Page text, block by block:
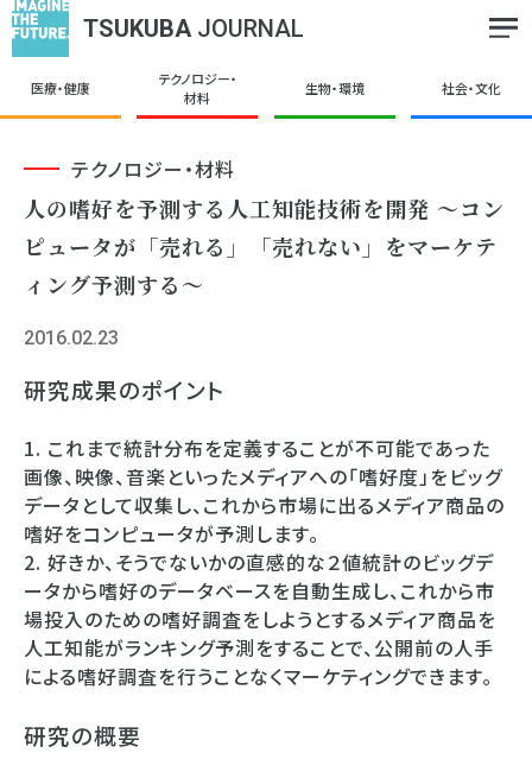
TSUKUBA JOURNAL
医療・健康
テクノロジー・
材料
生物・環境 社会・文化
テクノロジー・材料
人の嗜好を予測する人工知能技術を開発 ～コン
ピュータが「売れる」「売れない」をマーケテ
ィング予測する～
2016.02.23
研究成果のポイント
1. これまで統計分布を定義することが不可能であった
画像、映像、音楽といったメディアへの「嗜好度」をビッグ
データとして収集し、これから市場に出るメディア商品の
嗜好をコンピュータが予測します。
2. 好きか、そうでないかの直感的な２値統計のビッグデ
ータから嗜好のデータベースを自動生成し、これから市
場投入のための嗜好調査をしようとするメディア商品を
人工知能がランキング予測をすることで、公開前の人手
による嗜好調査を行うことなくマーケティングできます。
研究の概要